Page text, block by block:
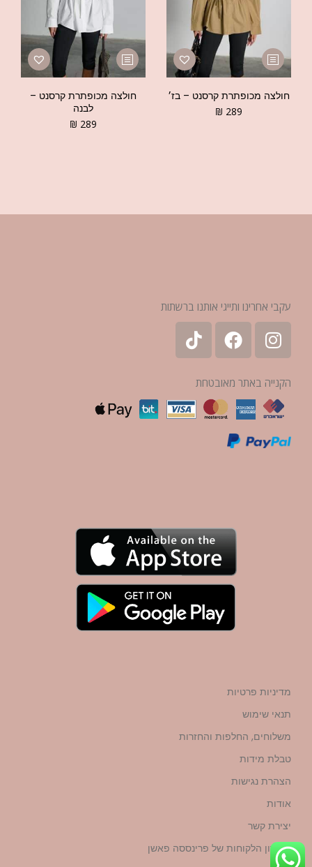
חולצה מכופתרת קרסנט – בז׳
₪ 289
חולצה מכופתרת קרסנט –
לבנה
₪ 289
עקבי אחרינו ותייגי אותנו ברשתות
הקנייה באתר מאובטחת
מדיניות פרטיות
תנאי שימוש
משלוחים, החלפות והחזרות
טבלת מידות
הצהרת נגישות
אודות
יצירת קשר
מועדון הלקוחות של פרינססה פאשן